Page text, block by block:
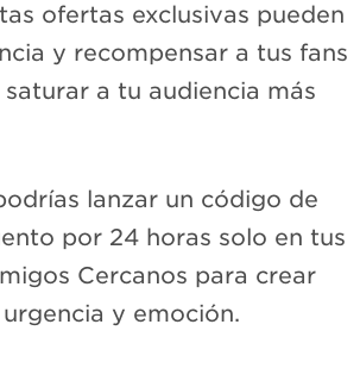
ofertas exclusivas pueden
y recompensar a tus fans
saturar a tu audiencia más
lanzar un código de
por 24 horas solo en tus
Cercanos para crear
y emoción.